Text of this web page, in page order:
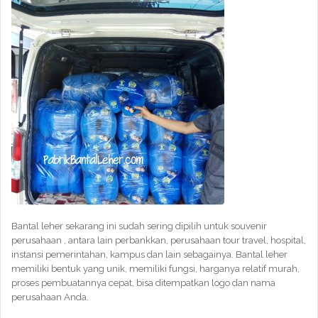
Bantal leher sekarang ini sudah sering dipilih untuk souvenir
perusahaan , antara lain perbankkan, perusahaan tour travel, hospital,
instansi pemerintahan, kampus dan lain sebagainya. Bantal leher
memiliki bentuk yang unik, memiliki fungsi, harganya relatif murah,
proses pembuatannya cepat, bisa ditempatkan logo dan nama
perusahaan Anda.